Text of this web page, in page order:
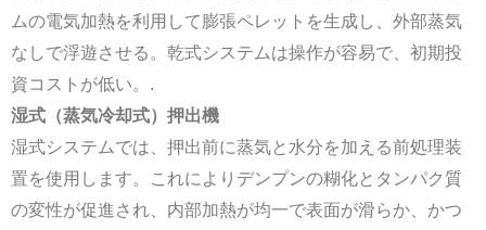
ムの電気加熱を利用して膨張ペレットを生成し、外部蒸気
なしで浮遊させる。乾式システムは操作が容易で、初期投
資コストが低い。.
湿式（蒸気冷却式）押出機
湿式システムでは、押出前に蒸気と水分を加える前処理装
置を使用します。これによりデンプンの糊化とタンパク質
の変性が促進され、内部加熱が均一で表面が滑らか、かつ